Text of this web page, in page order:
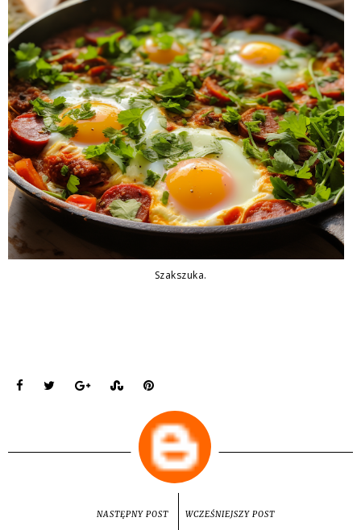
Szakszuka.
NASTĘPNY POST WCZEŚNIEJSZY POST